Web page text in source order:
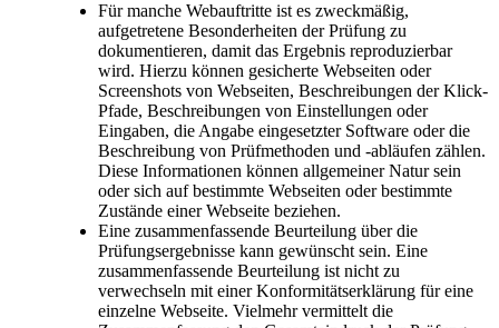
Für manche Webauftritte ist es zweckmäßig,
aufgetretene Besonderheiten der Prüfung zu
dokumentieren, damit das Ergebnis reproduzierbar
wird. Hierzu können gesicherte Webseiten oder
Screenshots von Webseiten, Beschreibungen der Klick-
Pfade, Beschreibungen von Einstellungen oder
Eingaben, die Angabe eingesetzter Software oder die
Beschreibung von Prüfmethoden und -abläufen zählen.
Diese Informationen können allgemeiner Natur sein
oder sich auf bestimmte Webseiten oder bestimmte
Zustände einer Webseite beziehen.
Eine zusammenfassende Beurteilung über die
Prüfungsergebnisse kann gewünscht sein. Eine
zusammenfassende Beurteilung ist nicht zu
verwechseln mit einer Konformitätserklärung für eine
einzelne Webseite. Vielmehr vermittelt die